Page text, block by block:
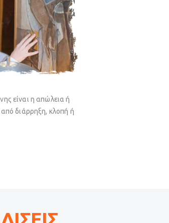
είναι η απώλεια ή
διάρρηξη, κλοπή ή